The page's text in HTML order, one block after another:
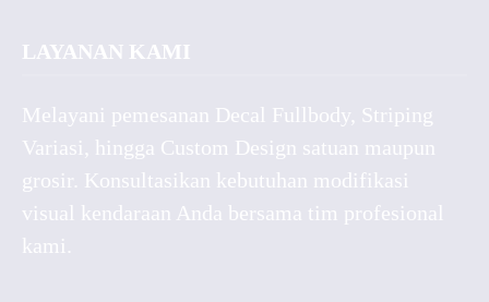
LAYANAN KAMI
Melayani pemesanan Decal Fullbody, Striping
Variasi, hingga Custom Design satuan maupun
grosir. Konsultasikan kebutuhan modifikasi
visual kendaraan Anda bersama tim profesional
kami.